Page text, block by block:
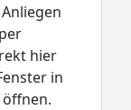
hier
in